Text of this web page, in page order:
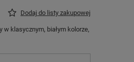
Dodaj do listy zakupowej
klasycznym, białym kolorze,